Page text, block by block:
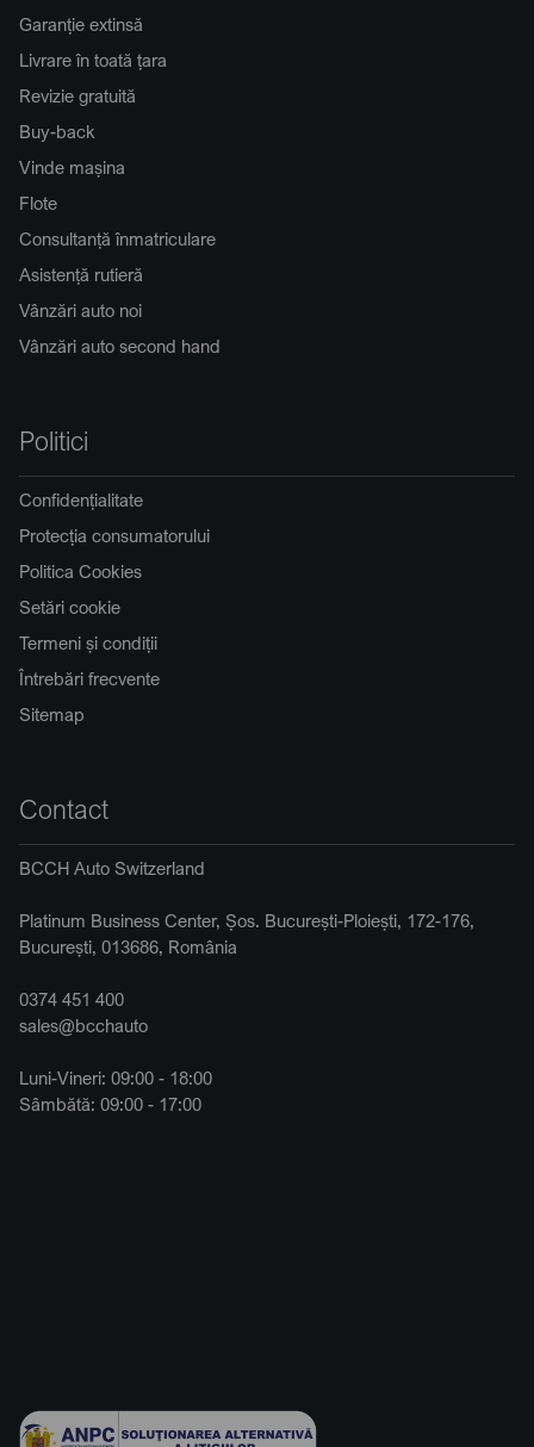
Garanție extinsă
Livrare în toată țara
Revizie gratuită
Buy-back
Vinde mașina
Flote
Consultanță înmatriculare
Asistență rutieră
Vânzări auto noi
Vânzări auto second hand
Politici
Confidențialitate
Protecția consumatorului
Politica Cookies
Setări cookie
Termeni și condiții
Întrebări frecvente
Sitemap
Contact
BCCH Auto Switzerland
Platinum Business Center, Șos. București-Ploiești, 172-176,
București, 013686, România
0374 451 400
sales@bcchauto
Luni-Vineri: 09:00 - 18:00
Sâmbătă: 09:00 - 17:00